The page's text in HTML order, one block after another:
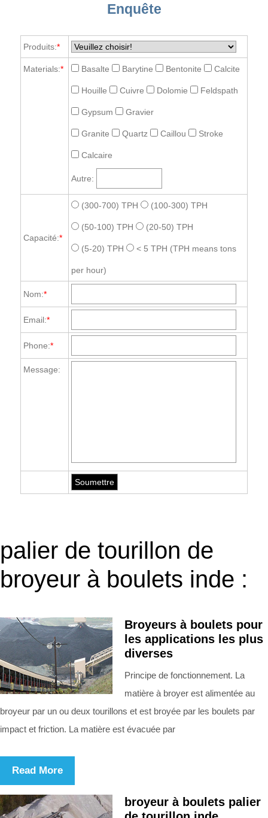
Enquête
Produits:*
Materials:* Basalte Barytine Bentonite Calcite
Houille Cuivre Dolomie Feldspath
Gypsum Gravier
Granite Quartz Caillou Stroke
Calcaire
Autre:
Capacité:*
(300-700) TPH (100-300) TPH
(50-100) TPH (20-50) TPH
(5-20) TPH < 5 TPH (TPH means tons
per hour)
Nom:*
Email:*
Phone:*
Message:
palier de tourillon de
broyeur à boulets inde :
Broyeurs à boulets pour
les applications les plus
diverses
Principe de fonctionnement. La
matière à broyer est alimentée au
broyeur par un ou deux tourillons et est broyée par les boulets par
impact et friction. La matière est évacuée par
Read More
broyeur à boulets palier